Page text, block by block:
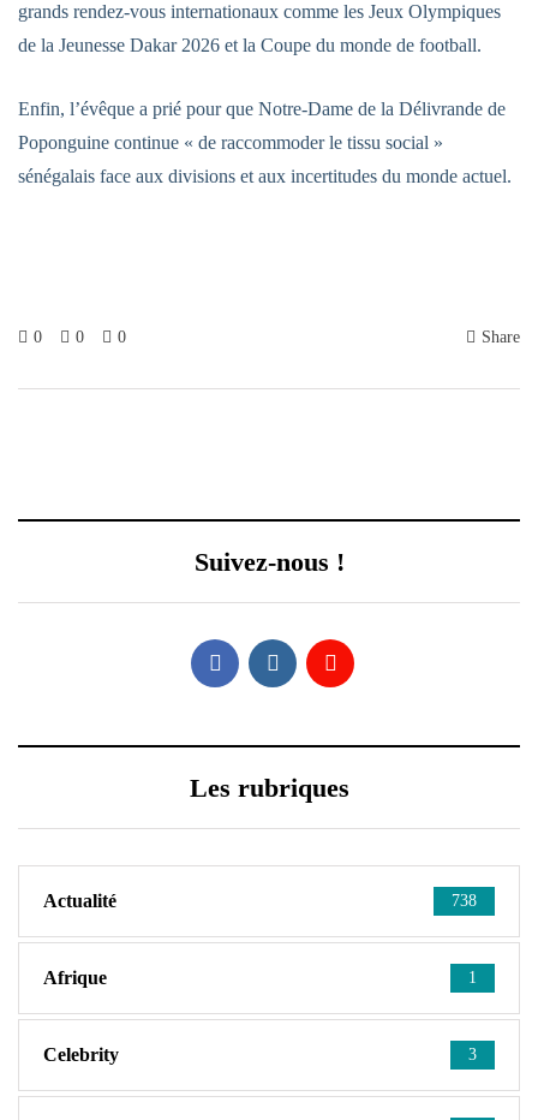
grands rendez-vous internationaux comme les Jeux Olympiques
de la Jeunesse Dakar 2026 et la Coupe du monde de football.
Enfin, l’évêque a prié pour que Notre-Dame de la Délivrande de
Poponguine continue « de raccommoder le tissu social »
sénégalais face aux divisions et aux incertitudes du monde actuel.
0 0 0 Share
Suivez-nous !
Les rubriques
Actualité 738
Afrique 1
Celebrity 3